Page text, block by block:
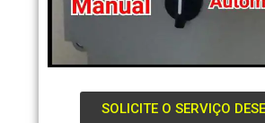
SOLICITE O SERVIÇO